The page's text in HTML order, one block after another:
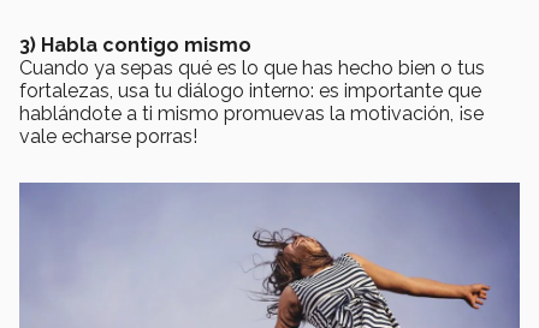
3) Habla contigo mismo
Cuando ya sepas qué es lo que has hecho bien o tus
fortalezas, usa tu diálogo interno: es importante que
hablándote a ti mismo promuevas la motivación, ¡se
vale echarse porras!